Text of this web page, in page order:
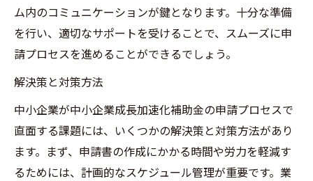
ム内のコミュニケーションが鍵となります。十分な準備
を行い、適切なサポートを受けることで、スムーズに申
請プロセスを進めることができるでしょう。
解決策と対策方法
中小企業が中小企業成長加速化補助金の申請プロセスで
直面する課題には、いくつかの解決策と対策方法があり
ます。まず、申請書の作成にかかる時間や労力を軽減す
るためには、計画的なスケジュール管理が重要です。業